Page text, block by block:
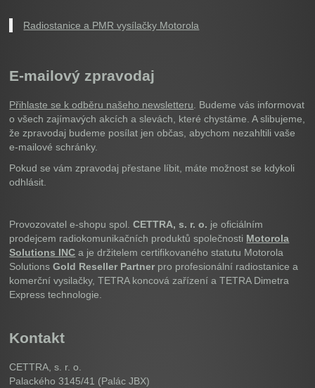
Radiostanice a PMR vysílačky Motorola
E-mailový zpravodaj
Přihlaste se k odběru našeho newsletteru . Budeme vás informovat
o všech zajímavých akcích a slevách, které chystáme. A slibujeme,
že zpravodaj budeme posílat jen občas, abychom nezahltili vaše
e-mailové schránky.
Pokud se vám zpravodaj přestane líbit, máte možnost se kdykoli
odhlásit.
Provozovatel e-shopu spol.CETTRA, s. r. o. je oficiálním
prodejcem radiokomunikačních produktů společnosti Motorola
Solutions INC a je držitelem certifikovaného statutu Motorola
SolutionsGold Reseller Partner pro profesionální radiostanice a
komerční vysilačky, TETRA koncová zařízení a TETRA Dimetra
Express technologie.
Kontakt
CETTRA, s. r. o.
Palackého 3145/41 (Palác JBX)